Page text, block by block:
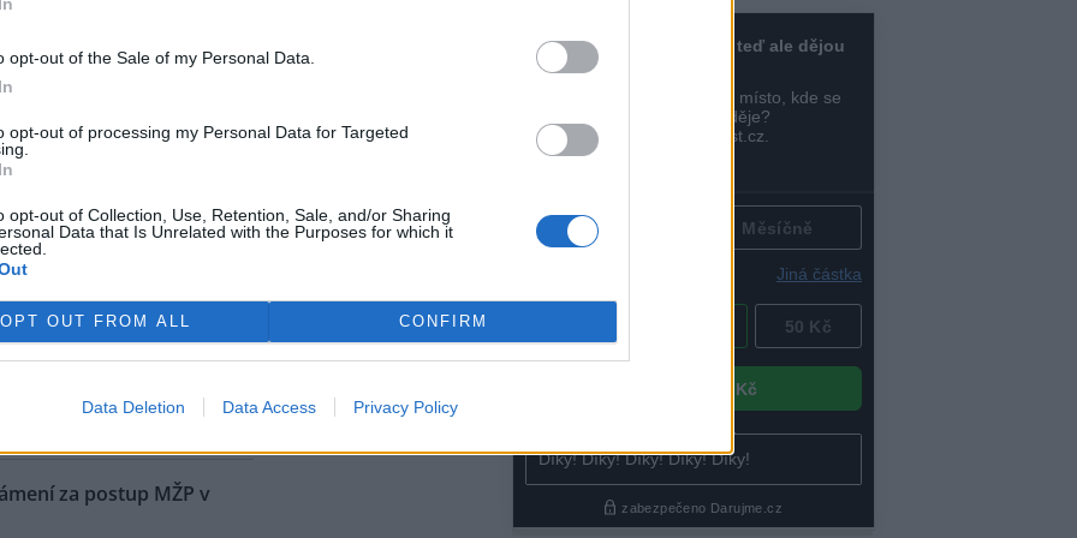
opt-out of the Sale of my Personal Data.
opt-out of processing my Personal Data for Targeted
opt-out of Collection, Use, Retention, Sale, and/or Sharing
Data that Is Unrelated with the Purposes for which it
OPT OUT FROM ALL CONFIRM
Data Deletion Data Access Privacy Policy
automobilka přijala
informací Škoda
trhu začínat na 1,15
na přelomu roku.
níž, než bývá v létě
vodní nádrže Vír na
je oproti běžnému stavu v
asi o osm metrů. Z vody už
i kamenné obruby kdysi
cesty. Nádrž je ale pořád
do vodáren, i když je letošní
řekl ČTK vedoucí hrázný
za postup MŽP v